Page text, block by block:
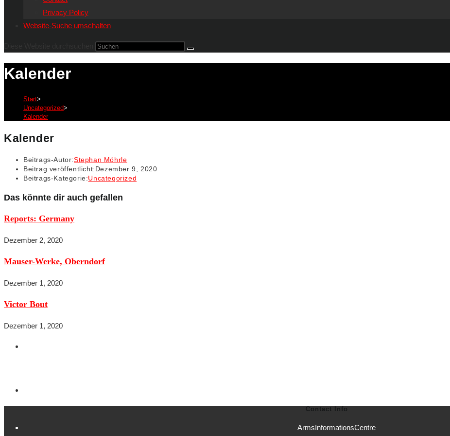
Privacy Policy
Website-Suche umschalten
Kalender
Start>
Uncategorized>
Kalender
Kalender
Beitrags-Autor:Stephan Möhrle
Beitrag veröffentlicht:Dezember 9, 2020
Beitrags-Kategorie:Uncategorized
Das könnte dir auch gefallen
Reports: Germany
Dezember 2, 2020
Mauser-Werke, Oberndorf
Dezember 1, 2020
Victor Bout
Dezember 1, 2020
Contact Info
ArmsInformationsCentre